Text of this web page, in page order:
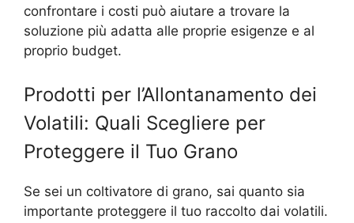
confrontare i costi può aiutare a trovare la
soluzione più adatta alle proprie esigenze e al
proprio budget.
Prodotti per l’Allontanamento dei
Volatili: Quali Scegliere per
Proteggere il Tuo Grano
Se sei un coltivatore di grano, sai quanto sia
importante proteggere il tuo raccolto dai volatili.